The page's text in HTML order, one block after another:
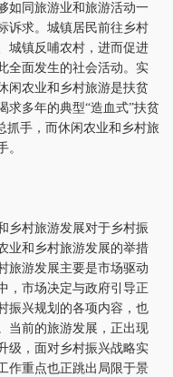
如同旅游业和旅游活动一
诉求。城镇居民前往乡村
城镇反哺农村，进而促进
全面发生的社会活动。实
闲农业和乡村旅游是扶贫
求多年的典型“造血式”扶贫
抓手，而休闲农业和乡村旅
。
村旅游发展对于乡村振
业和乡村旅游发展的举措
旅游发展主要是市场驱动
，市场决定与政府引导正
振兴规划的各项内容，也
当前的旅游发展，正出现
级，面对乡村振兴战略实
作重点也正跳出局限于景